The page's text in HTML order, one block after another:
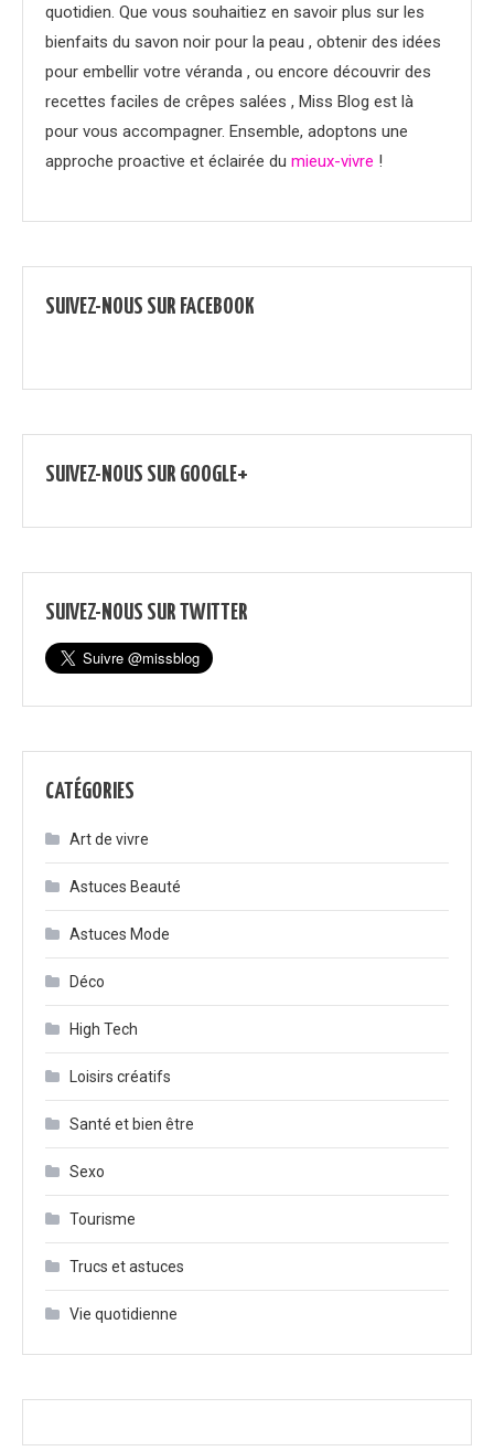
quotidien. Que vous souhaitiez en savoir plus sur les
bienfaits du savon noir pour la peau , obtenir des idées
pour embellir votre véranda , ou encore découvrir des
recettes faciles de crêpes salées , Miss Blog est là
pour vous accompagner. Ensemble, adoptons une
approche proactive et éclairée du mieux-vivre !
SUIVEZ-NOUS SUR FACEBOOK
SUIVEZ-NOUS SUR GOOGLE+
SUIVEZ-NOUS SUR TWITTER
CATÉGORIES
Art de vivre
Astuces Beauté
Astuces Mode
Déco
High Tech
Loisirs créatifs
Santé et bien être
Sexo
Tourisme
Trucs et astuces
Vie quotidienne